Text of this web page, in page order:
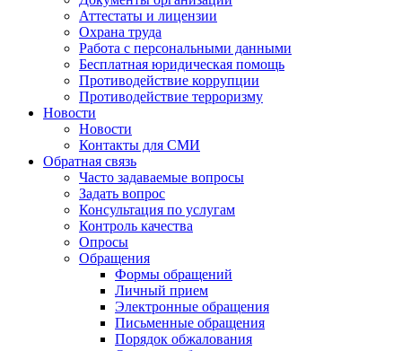
Аттестаты и лицензии
Охрана труда
Работа с персональными данными
Бесплатная юридическая помощь
Противодействие коррупции
Противодействие терроризму
Новости
Новости
Контакты для СМИ
Обратная связь
Часто задаваемые вопросы
Задать вопрос
Консультация по услугам
Контроль качества
Опросы
Обращения
Формы обращений
Личный прием
Электронные обращения
Письменные обращения
Порядок обжалования